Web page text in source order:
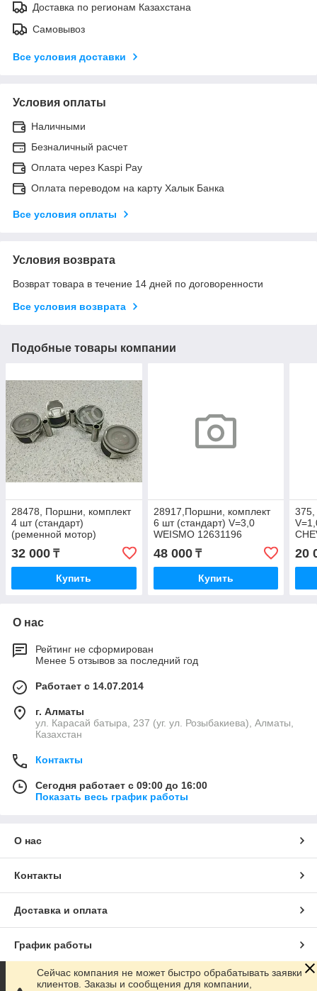
Доставка по регионам Казахстана
Самовывоз
Все условия доставки
Условия оплаты
Наличными
Безналичный расчет
Оплата через Kaspi Pay
Оплата переводом на карту Халык Банка
Все условия оплаты
Условия возврата
Возврат товара в течение 14 дней по договоренности
Все условия возврата
Подобные товары компании
28478, Поршни, комплект
4 шт (стандарт)
(ременной мотор)
WEISMO V=2,4 92067744
32 000 ₸
Купить
28917,Поршни, комплект
6 шт (стандарт) V=3,0
WEISMO 12631196
48 000₸
Купить
20
О нас
Рейтинг не сформирован
Менее 5 отзывов за последний год
Работает с 14.07.2014
г. Алматы
ул. Карасай батыра, 237 (уг. ул. Розыбакиева), Алматы,
Казахстан
Контакты
Сегодня работает с 09:00 до 16:00
Показать весь график работы
О нас
Контакты
Доставка и оплата
График работы
Полная версия сайта
Сейчас компания не может быстро обрабатывать заявки
клиентов. Заказы и сообщения для компании,